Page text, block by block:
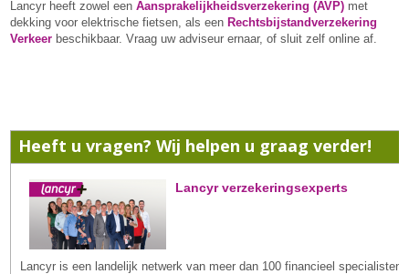
Lancyr heeft zowel eenAansprakelijkheidsverzekering (AVP) met
dekking voor elektrische fietsen, als een Rechtsbijstandverzekering
Verkeer beschikbaar. Vraag uw adviseur ernaar, of sluit zelf online af.
Heeft u vragen? Wij helpen u graag verder!
Lancyr verzekeringsexperts
Lancyr is een landelijk netwerk van meer dan 100 financieel